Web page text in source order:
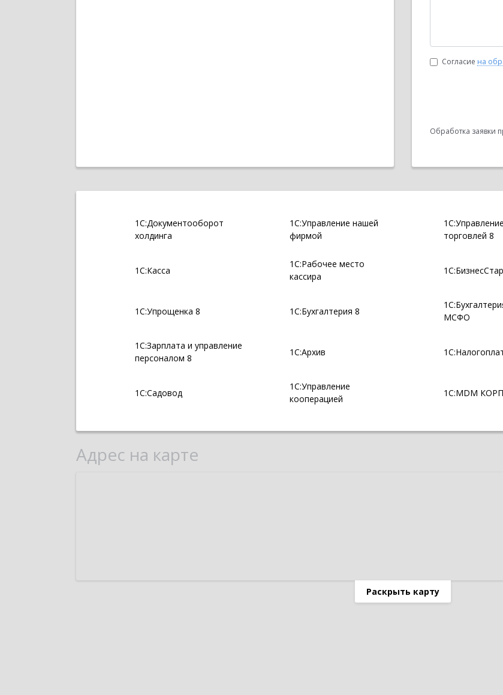
Согласие на
Обработка заявки
1С:Документооборот
холдинга
1С:Управление нашей
фирмой
1С:Управление
торговлей 8
1С:Касса
1С:Рабочее место
кассира
1С:Упрощенка 8 1С:Бухгалтерия 8
МСФО
1С:Зарплата и управление
персоналом 8
1С:Архив
1С:Садовод
1С:Управление
кооперацией
1С:MDM КОРП
Адрес на карте
Раскрыть карту